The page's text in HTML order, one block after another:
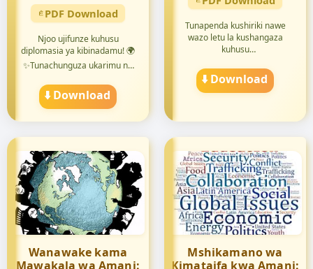
PDF Download
Njoo ujifunze kuhusu
diplomasia ya kibinadamu! 🌍
✨Tunachunguza ukarimu na
⬇️ Download
Tunapenda kushiriki nawe
wazo letu la kushangaza
kuhusu
⬇️ Download
Wanawake kama
Mawakala wa Amani:
Mshikamano wa
Kimataifa kwa Amani: